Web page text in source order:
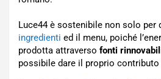
Luce44 è sostenibile non solo per
ingredienti ed il menu, poiché
prodotta attraverso fonti
possibile dare il proprio